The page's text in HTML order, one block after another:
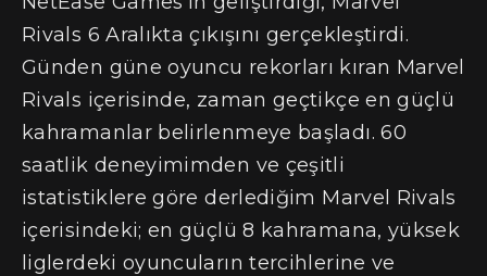
Rivals 6 Aralıkta çıkışını gerçekleştirdi.
Günden güne oyuncu rekorları kıran Marvel
Rivals içerisinde, zaman geçtikçe en güçlü
kahramanlar belirlenmeye başladı. 60
saatlik deneyimimden ve çeşitli
istatistiklere göre derlediğim Marvel Rivals
içerisindeki; en güçlü 8 kahramana, yüksek
liglerdeki oyuncuların tercihlerine ve